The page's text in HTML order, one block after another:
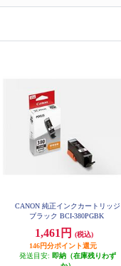
CANON 純正インクカートリッジ
ブラック BCI-380PGBK
1,461円
(税込)
146円分ポイント還元
発送目安: 即納（在庫残りわず